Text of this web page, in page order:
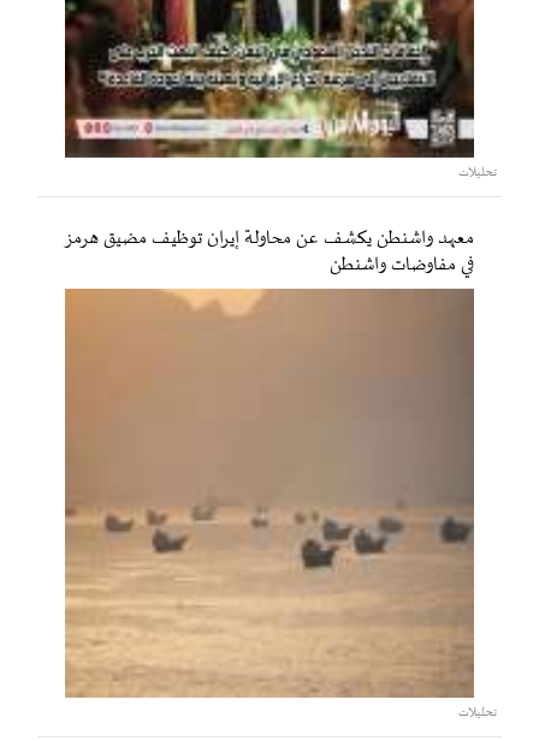
تحليلات
معهد واشنطن يكشف عن محاولة إيران توظيف مضيق هرمز
في مفاوضات واشنطن
تحليلات